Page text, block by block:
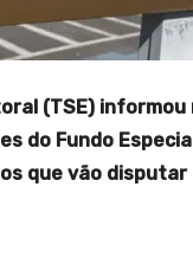
(TSE)
do Fundo
que vão